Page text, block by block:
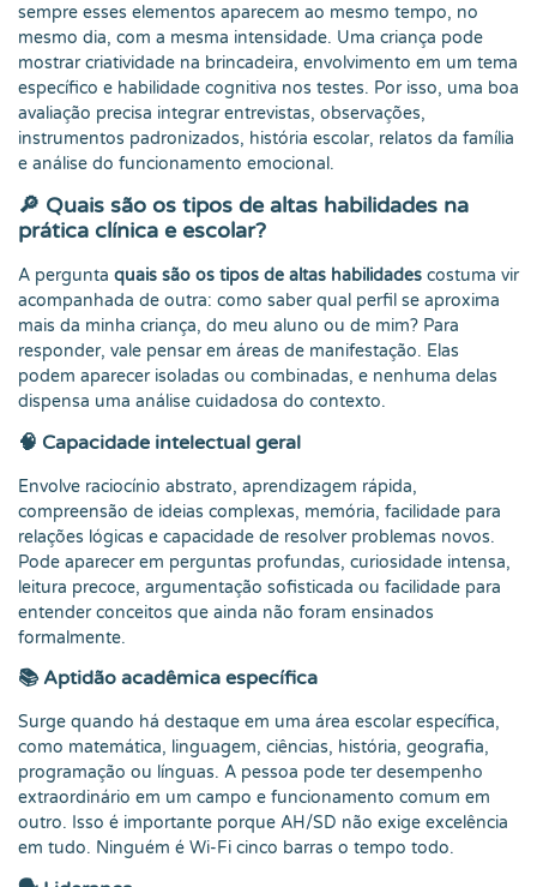
sempre esses elementos aparecem ao mesmo tempo, no
mesmo dia, com a mesma intensidade. Uma criança pode
mostrar criatividade na brincadeira, envolvimento em um tema
específico e habilidade cognitiva nos testes. Por isso, uma boa
avaliação precisa integrar entrevistas, observações,
instrumentos padronizados, história escolar, relatos da família
e análise do funcionamento emocional.
🔎 Quais são os tipos de altas habilidades na
prática clínica e escolar?
A pergunta quais são os tipos de altas habilidades costuma vir
acompanhada de outra: como saber qual perfil se aproxima
mais da minha criança, do meu aluno ou de mim? Para
responder, vale pensar em áreas de manifestação. Elas
podem aparecer isoladas ou combinadas, e nenhuma delas
dispensa uma análise cuidadosa do contexto.
🧠 Capacidade intelectual geral
Envolve raciocínio abstrato, aprendizagem rápida,
compreensão de ideias complexas, memória, facilidade para
relações lógicas e capacidade de resolver problemas novos.
Pode aparecer em perguntas profundas, curiosidade intensa,
leitura precoce, argumentação sofisticada ou facilidade para
entender conceitos que ainda não foram ensinados
formalmente.
📚 Aptidão acadêmica específica
Surge quando há destaque em uma área escolar específica,
como matemática, linguagem, ciências, história, geografia,
programação ou línguas. A pessoa pode ter desempenho
extraordinário em um campo e funcionamento comum em
outro. Isso é importante porque AH/SD não exige excelência
em tudo. Ninguém é Wi-Fi cinco barras o tempo todo.